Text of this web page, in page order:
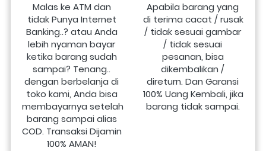
Malas ke ATM dan
tidak Punya Internet
Banking..? atau Anda
lebih nyaman bayar
ketika barang sudah
sampai? Tenang..
dengan berbelanja di
toko kami, Anda bisa
membayarnya setelah
barang sampai alias
COD. Transaksi Dijamin
100% AMAN!
Apabila barang yang
di terima cacat / rusak
/ tidak sesuai gambar
/ tidak sesuai
pesanan, bisa
dikembalikan /
direturn. Dan Garansi
100% Uang Kembali, jika
barang tidak sampai.